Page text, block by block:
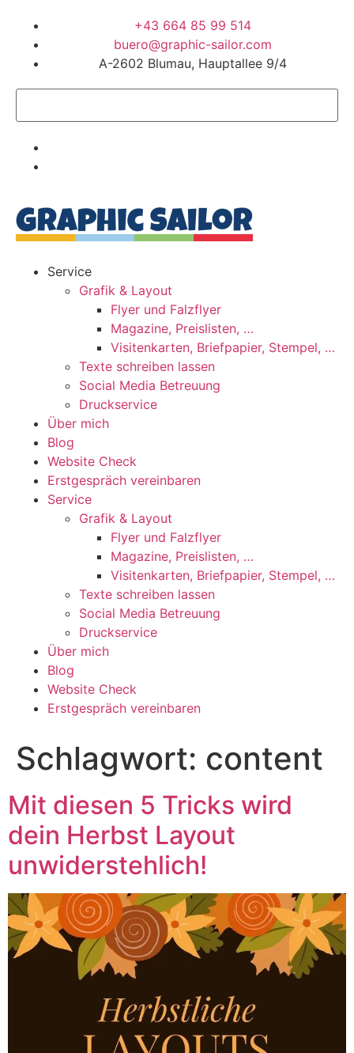
+43 664 85 99 514
buero@graphic-sailor.com
A-2602 Blumau, Hauptallee 9/4
Service
Grafik & Layout
Flyer und Falzflyer
Magazine, Preislisten, …
Visitenkarten, Briefpapier, Stempel, …
Texte schreiben lassen
Social Media Betreuung
Druckservice
Über mich
Blog
Website Check
Erstgespräch vereinbaren
Service
Grafik & Layout
Flyer und Falzflyer
Magazine, Preislisten, …
Visitenkarten, Briefpapier, Stempel, …
Texte schreiben lassen
Social Media Betreuung
Druckservice
Über mich
Blog
Website Check
Erstgespräch vereinbaren
Schlagwort: content
Mit diesen 5 Tricks wird
dein Herbst Layout
unwiderstehlich!